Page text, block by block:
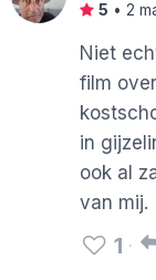
5 • 2
Niet
film
in
ook al
van mij.
1